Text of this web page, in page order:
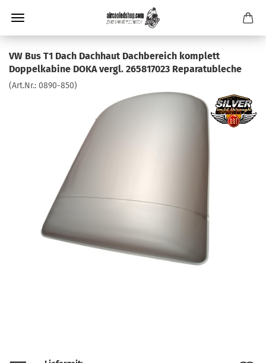
VW Bus T1 Dach Dachhaut Dachbereich komplett
Doppelkabine DOKA vergl. 265817023 Reparatubleche
(Art.Nr.: 0890-850)